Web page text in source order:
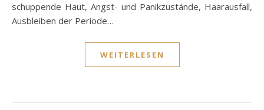
schuppende Haut, Angst- und Panikzustände, Haarausfall,
Ausbleiben der Periode…
WEITERLESEN